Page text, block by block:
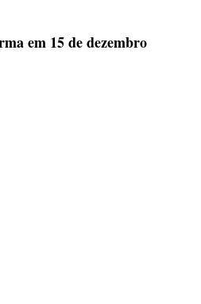
em 15 de dezembro